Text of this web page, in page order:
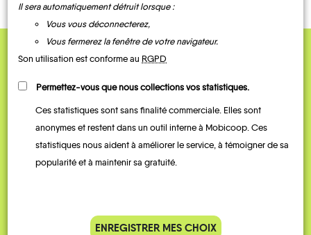
Bathelémont-
Bertrichamps
la-
Grande
Bienville-Blainville-
QUELQUES
Témoignages
Il sera automatiquement détruit lorsque :
Vous vous déconnecterez,
Vous fermerez la fenêtre de votre navigateur.
Son utilisation est conforme au RGPD
Permettez-vous que nous collections vos statistiques.
Ces statistiques sont sans finalité commerciale. Elles sont
anonymes et restent dans un outil interne à Mobicoop. Ces
statistiques nous aident à améliorer le service, à témoigner de sa
popularité et à maintenir sa gratuité.
ENREGISTRER MES CHOIX